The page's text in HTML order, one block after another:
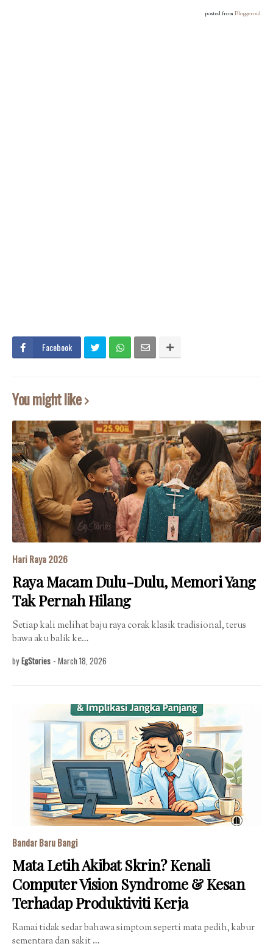
posted fromBloggeroid
Facebook
You might like
Hari Raya 2026
Raya Macam Dulu-Dulu, Memori Yang
Tak Pernah Hilang
Setiap kali melihat baju raya corak klasik tradisional, terus
bawa aku balik ke…
by EgStories - March 18, 2026
Bandar Baru Bangi
Mata Letih Akibat Skrin? Kenali
Computer Vision Syndrome & Kesan
Terhadap Produktiviti Kerja
Ramai tidak sedar bahawa simptom seperti mata pedih, kabur
sementara dan sakit …